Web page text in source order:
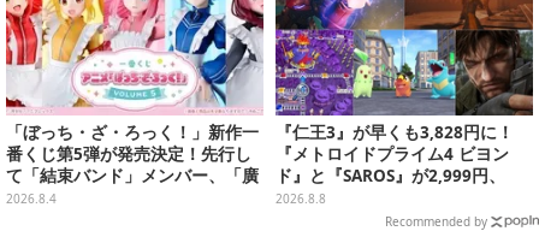
「ぼっち・ざ・ろっく！」新作一
番くじ第5弾が発売決定！先行し
て「結束バンド」メンバー、「廣
井きくり」のメイド衣装フィギュ
2026.8.4
『仁王3』が早くも3,828円に！
『メトロイドプライム4 ビヨン
ド』と『SAROS』が2,999円、
『メタルギアソリッド Δ』は2,49
9円─ゲオ店舗＆ストアのゲームセ
2026.8.8
Recommended by